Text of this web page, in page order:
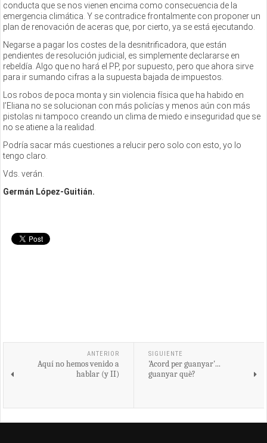
conducta que se nos vienen encima como consecuencia de la
emergencia climática. Y se contradice frontalmente con proponer un
plan de renovación de aceras que, por cierto, ya se está ejecutando.
Negarse a pagar los costes de la desnitrificadora, que están
pendientes de resolución judicial, es simplemente declararse en
rebeldía. Algo que no hará el PP, por supuesto, pero que ahora sirve
para ir sumando cifras a la supuesta bajada de impuestos.
Los robos de poca monta y sin violencia física que ha habido en
l’Eliana no se solucionan con más policías y menos aún con más
pistolas ni tampoco creando un clima de miedo e inseguridad que se
no se atiene a la realidad.
Podría sacar más cuestiones a relucir pero solo con esto, yo lo
tengo claro.
Vds. verán.
Germán López-Guitián.
ANTERIOR
Aquí no hemos venido a
hablar (y II)
SIGUIENTE
'Acord per guanyar'...
guanyar què?